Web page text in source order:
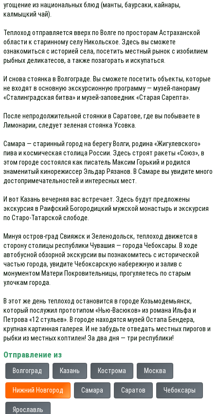
угощение из национальных блюд (манты, баурсаки, кайнары,
калмыцкий чай).
Теплоход отправляется вверх по Волге по просторам Астраханской
области к старинному селу Никольское. Здесь вы сможете
ознакомиться с историей села, посетить местный рынок с изобилием
рыбных деликатесов, а также позагорать и искупаться.
И снова стоянка в Волгограде. Вы сможете посетить объекты, которые
не входят в основную экскурсионную программу — музей-панораму
«Сталинградская битва» и музей-заповедник «Старая Сарепта».
После непродолжительной стоянки в Саратове, где вы побываете в
Лимонарии, следует зеленая стоянка Усовка.
Самара — старинный город на берегу Волги, родина «Жигулевского»
пива и космическая столица России. Здесь строят ракеты «Союз», в
этом городе состоялся как писатель Максим Горький и родился
знаменитый кинорежиссер Эльдар Рязанов. В Самаре вы увидите много
достопримечательностей и интересных мест.
И вот Казань вечерняя вас встречает. Здесь будут предложены
экскурсия в Раифский Богородицкий мужской монастырь и экскурсия
по Старо-Татарской слободе.
Минуя остров-град Свияжск и Зеленодольск, теплоход движется в
сторону столицы республики Чувашия — города Чебоксары. В ходе
автобусной обзорной экскурсии вы познакомитесь с исторической
частью города, увидите Чебоксарскую набережную и залив с
монументом Матери Покровительницы, прогуляетесь по старым
улочкам города.
В этот же день теплоход остановится в городе Козьмодемьянск,
который послужил прототипом «Нью-Васюков» из романа Ильфа и
Петрова «12 стульев». В городе находятся музей Остапа Бендера,
крупная картинная галерея. И не забудьте отведать местных пирогов и
рыбки из местных коптилен! За два дня — три республики!
Отправление из
Волгоград Казань Кострома Москва
Нижний Новгород Самара Саратов Чебоксары
Ярославль